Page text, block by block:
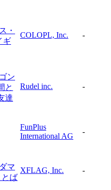
・
ギ
COLOPL, Inc. -
ン
と
達
Rudel inc. -
FunPlus
International AG
-
マ
とば
XFLAG, Inc. -